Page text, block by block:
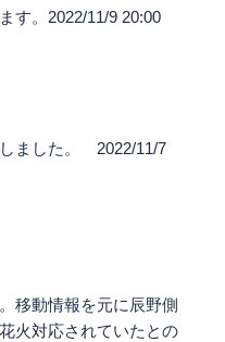
す。2022/11/9 20:00
ました。 2022/11/7
移動情報を元に辰野側
火対応されていたとの